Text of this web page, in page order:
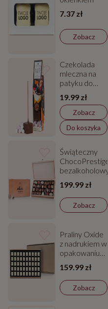
7.37 zł
Zobacz
Czekolada
mleczna na
patyku do
rozpuszczania-
Chocostick
19.99 zł
Zobacz
Do koszyka
Świąteczny
ChocoPrestige
bezalkoholowy
199.99 zł
Zobacz
Praliny Oxide
z nadrukiem w
opakowaniu
zbiorczym
159.99 zł
Zobacz